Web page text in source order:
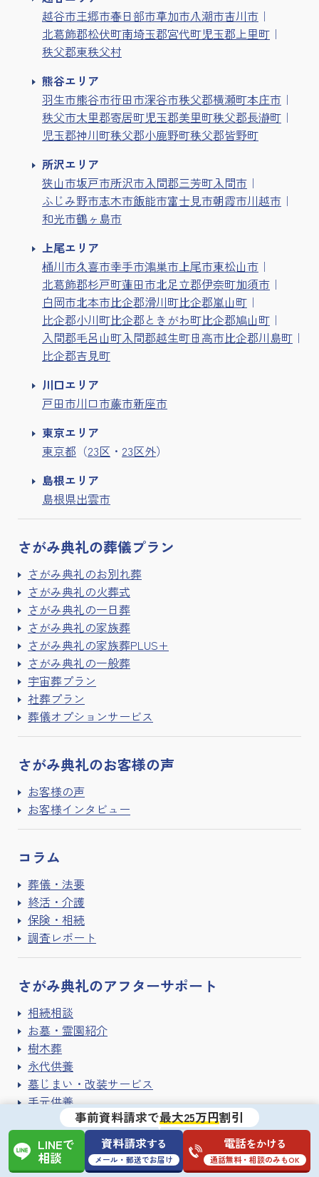
越谷市三郷市春日部市草加市八潮市吉川市
北葛飾郡松伏町南埼玉郡宮代町児玉郡上里町
秩父郡東秩父村
熊谷エリア
羽生市熊谷市行田市深谷市秩父郡横瀬町本庄市
秩父市大里郡寄居町児玉郡美里町秩父郡長瀞町
児玉郡神川町秩父郡小鹿野町秩父郡皆野町
所沢エリア
狭山市坂戸市所沢市入間郡三芳町入間市
ふじみ野市志木市飯能市富士見市朝霞市川越市
和光市鶴ヶ島市
上尾エリア
桶川市久喜市幸手市鴻巣市 上尾市東松山市
北葛飾郡杉戸町蓮田市北足立郡伊奈町加須市
白岡市北本市比企郡滑川町比企郡嵐山町
比企郡小川町比企郡ときがわ町比企郡鳩山町
入間郡毛呂山町入間郡越生町日高市比企郡川島町
比企郡吉見町
川口エリア
戸田市川口市蕨市新座市
東京エリア
東京都 （23区 ・ 23区外）
島根エリア
島根県出雲市
さがみ典礼の葬儀プラン
さがみ典礼のお別れ葬
さがみ典礼の火葬式
さがみ典礼の一日葬
さがみ典礼の家族葬
さがみ典礼の家族葬PLUS+
さがみ典礼の一般葬
宇宙葬プラン
社葬プラン
葬儀オプションサービス
さがみ典礼のお客様の声
お客様の声
お客様インタビュー
コラム
葬儀・法要
終活・介護
保険・相続
調査レポート
さがみ典礼のアフターサポート
相続相談
お墓・霊園紹介
樹木葬
永代供養
墓じまい・改装サービス
手元供養
遺品整理・ハウスクリーニング
寺院紹介サービス
事前資料請求で最大25万円割引
LINEで
相談
資料請求する
メール・郵送でお届け
電話をかける
通話無料・相談のみもOK